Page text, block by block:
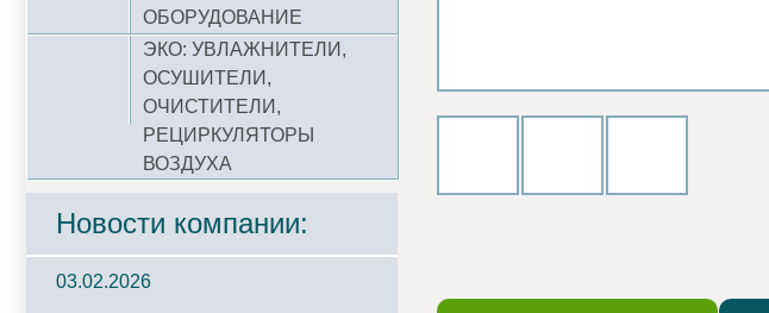
ОБОРУДОВАНИЕ
ЭКО: УВЛАЖНИТЕЛИ,
ОСУШИТЕЛИ,
ОЧИСТИТЕЛИ,
РЕЦИРКУЛЯТОРЫ
ВОЗДУХА
Новости компании:
03.02.2026